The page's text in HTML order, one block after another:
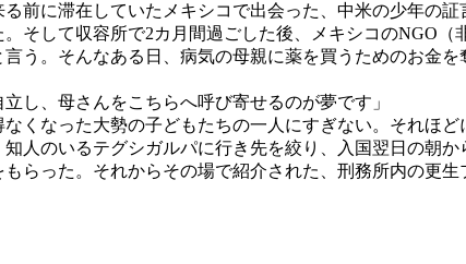
前に滞在していたメキシコで出会った、中米の少年の
そして収容所で2カ月間過ごした後、メキシコのNGO
う。そんなある日、病気の母親に薬を買うためのお金
し、母さんをこちらへ呼び寄せるのが夢です」
なった大勢の子どもたちの一人にすぎない。それほど
人のいるテグシガルパに行き先を絞り、入国翌日の朝
らった。それからその場で紹介された、刑務所内の更